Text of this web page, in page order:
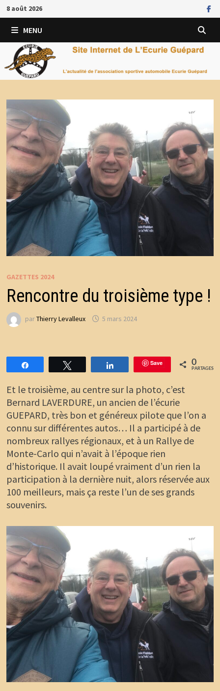
Passer
au
contenu
8 août 2026
MENU
GAZETTES 2024
Rencontre du troisième type !
parThierry Levalleux 5 mars 2024
Partagez Save 0
PARTAGES
Et le troisième, au centre sur la photo, c’est
Bernard LAVERDURE, un ancien de l’écurie
GUEPARD, très bon et généreux pilote que l’on a
connu sur différentes autos… Il a participé à de
nombreux rallyes régionaux, et à un Rallye de
Monte-Carlo qui n’avait à l’époque rien
d’historique. Il avait loupé vraiment d’un rien la
participation à la dernière nuit, alors réservée aux
100 meilleurs, mais ça reste l’un de ses grands
souvenirs.